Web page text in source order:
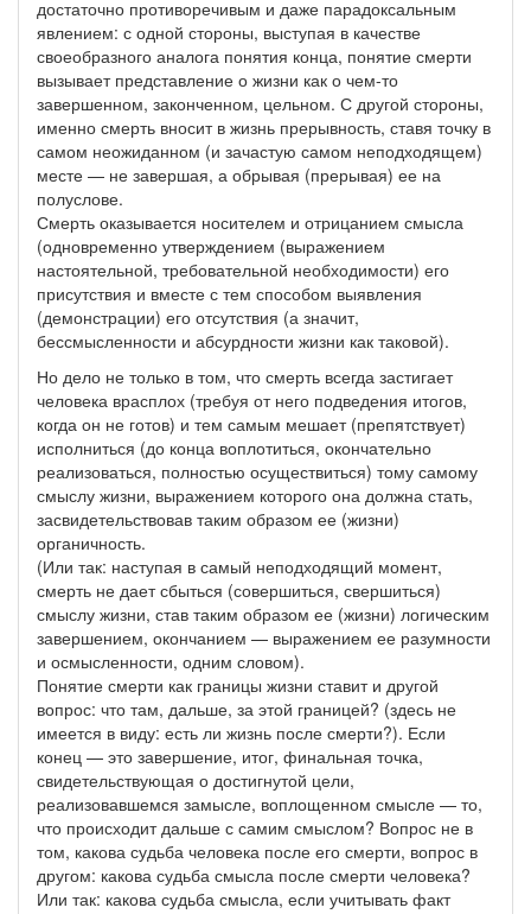
достаточно противоречивым и даже парадоксальным
явлением: с одной стороны, выступая в качестве
своеобразного аналога понятия конца, понятие смерти
вызывает представление о жизни как о чем-то
завершенном, законченном, цельном. С другой стороны,
именно смерть вносит в жизнь прерывность, ставя точку в
самом неожиданном (и зачастую самом неподходящем)
месте — не завершая, а обрывая (прерывая) ее на
полуслове.
Смерть оказывается носителем и отрицанием смысла
(одновременно утверждением (выражением
настоятельной, требовательной необходимости) его
присутствия и вместе с тем способом выявления
(демонстрации) его отсутствия (а значит,
бессмысленности и абсурдности жизни как таковой).
Но дело не только в том, что смерть всегда застигает
человека врасплох (требуя от него подведения итогов,
когда он не готов) и тем самым мешает (препятствует)
исполниться (до конца воплотиться, окончательно
реализоваться, полностью осуществиться) тому самому
смыслу жизни, выражением которого она должна стать,
засвидетельствовав таким образом ее (жизни)
органичность.
(Или так: наступая в самый неподходящий момент,
смерть не дает сбыться (совершиться, свершиться)
смыслу жизни, став таким образом ее (жизни) логическим
завершением, окончанием — выражением ее разумности
и осмысленности, одним словом).
Понятие смерти как границы жизни ставит и другой
вопрос: что там, дальше, за этой границей? (здесь не
имеется в виду: есть ли жизнь после смерти?). Если
конец — это завершение, итог, финальная точка,
свидетельствующая о достигнутой цели,
реализовавшемся замысле, воплощенном смысле — то,
что происходит дальше с самим смыслом? Вопрос не в
том, какова судьба человека после его смерти, вопрос в
другом: какова судьба смысла после смерти человека?
Или так: какова судьба смысла, если учитывать факт